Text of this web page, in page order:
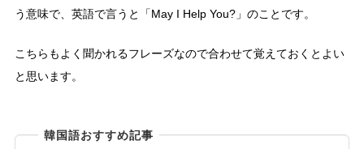
う意味で、英語で言うと「May I Help You?」のことです。
こちらもよく聞かれるフレーズなので合わせて覚えておくとよい
と思います。
韓国語おすすめ記事